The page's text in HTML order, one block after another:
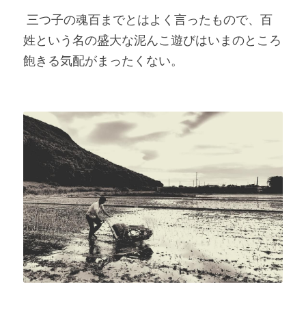
姓という名の盛大な泥んこ遊びはいまのところ
飽きる気配がまったくない。